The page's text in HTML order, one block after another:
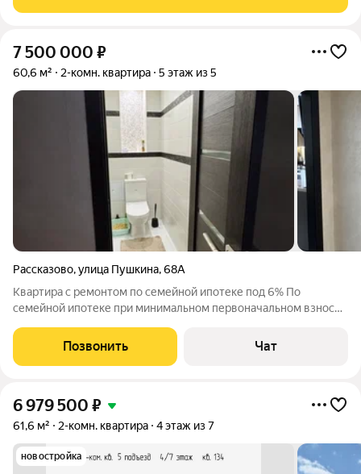
(первый взнос от 20,1% -
7 500 000 ₽
60,6 м² 2-комн. квартира 5 этаж из 5
Рассказово,улица Пушкина,68А
Квартира с ремонтом по семейной ипотеке под 6% По
семейной ипотеке при минимальном первоначальном взносе 1
Продается уютная 2-комнатная квартира в г. Рассказово!
Адрес: Тамбовская область, г.
Позвонить Чат
6 979 500 ₽
61,6 м² 2-комн. квартира 4 этаж из 7
новостройка